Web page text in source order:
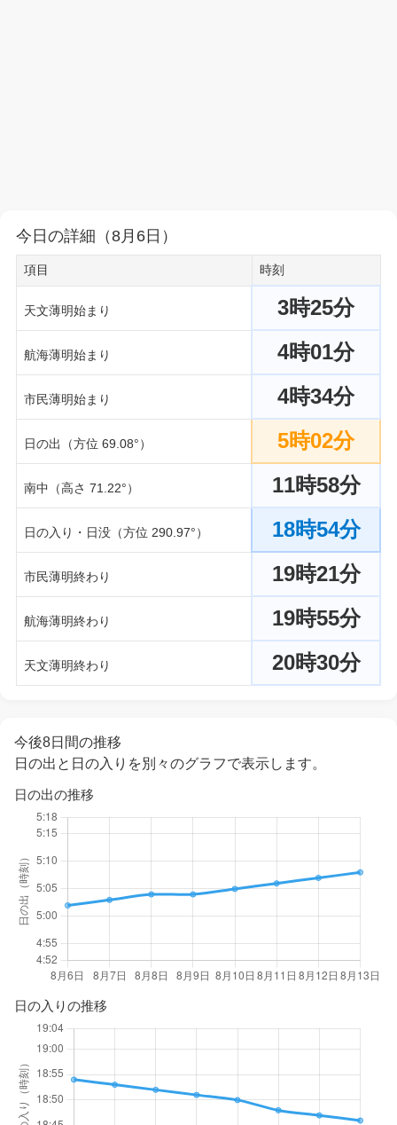
今日の詳細（8月6日）
項目 時刻
天文薄明始まり 3時25分
航海薄明始まり 4時01分
市民薄明始まり 4時34分
日の出（方位 69.08°） 5時02分
南中（高さ 71.22°） 11時58分
日の入り・日没（方位 290.97°） 18時54分
市民薄明終わり 19時21分
航海薄明終わり 19時55分
天文薄明終わり 20時30分
今後8日間の推移
日の出と日の入りを別々のグラフで表示します。
日の出の推移
日の入りの推移